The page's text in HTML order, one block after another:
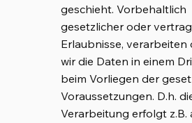
geschieht. Vorbehaltlich
gesetzlicher oder
Erlaubnisse, verarbeiten
wir die Daten in einem
beim Vorliegen der
Voraussetzungen. D.h.
Verarbeitung erfolgt z.B.